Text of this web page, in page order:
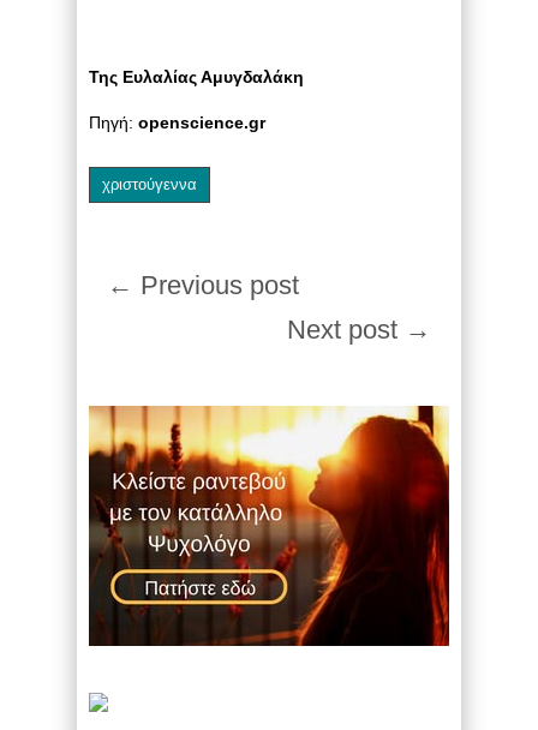
Της Ευλαλίας Αμυγδαλάκη
Πηγή: openscience.gr
χριστούγεννα
← Previous post
Next post →